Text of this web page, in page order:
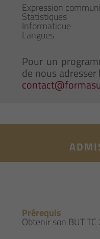
Expression
Statistiques
Informatique
Langues
Pour un
de nous
Prérequis
Obtenir son BUT TC